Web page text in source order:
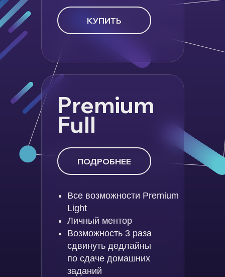
Premium
Full
Все возможности Premium
Light
Личный ментор
Возможность 3 раза
сдвинуть дедлайны
по сдаче домашних
заданий
ПОДРОБНЕЕ
КУПИТЬ